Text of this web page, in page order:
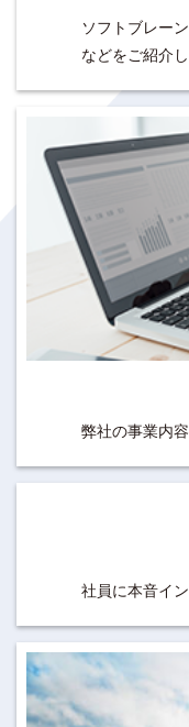
ソフトブレー
などをご紹介
弊社の事業内
社員に本音イ